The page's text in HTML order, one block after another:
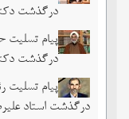
درگذشت
پیام تسلیت
درگذشت
پیام
درگذشت استاد